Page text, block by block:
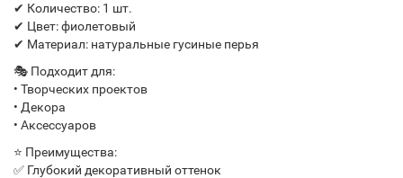
✔ Количество: 1 шт.
✔ Цвет: фиолетовый
✔ Материал: натуральные гусиные перья
🎭 Подходит для:
• Творческих проектов
• Декора
• Аксессуаров
⭐ Преимущества:
✅ Глубокий декоративный оттенок